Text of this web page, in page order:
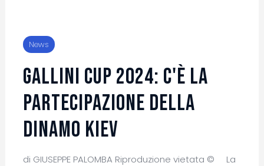
News
Gallini Cup 2024: c'è la
partecipazione della
Dinamo Kiev
di GIUSEPPE PALOMBA Riproduzione vietata © La